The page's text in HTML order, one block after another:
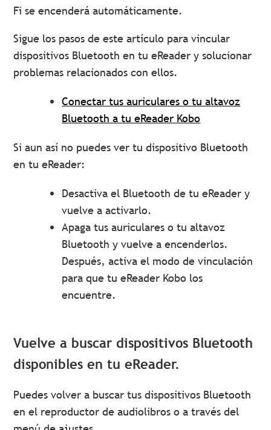
Fi se encenderá automáticamente.
Sigue los pasos de este artículo para vincular
dispositivos Bluetooth en tu eReader y solucionar
problemas relacionados con ellos.
Conectar tus auriculares o tu altavoz
Bluetooth a tu eReader Kobo
Si aun así no puedes ver tu dispositivo Bluetooth
en tu eReader:
Desactiva el Bluetooth de tu eReader y
vuelve a activarlo.
Apaga tus auriculares o tu altavoz
Bluetooth y vuelve a encenderlos.
Después, activa el modo de vinculación
para que tu eReader Kobo los
encuentre.
Vuelve a buscar dispositivos Bluetooth
disponibles en tu eReader.
Puedes volver a buscar tus dispositivos Bluetooth
en el reproductor de audiolibros o a través del